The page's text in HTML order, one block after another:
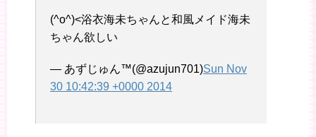
(^o^)<浴衣海未ちゃんと和風メイド海未
ちゃん欲しい
— あずじゅん™(@azujun701)Sun Nov
30 10:42:39 +0000 2014